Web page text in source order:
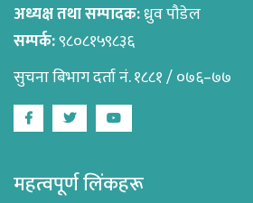
अध्यक्ष तथा सम्पादक:ध्रुव पौडेल
सम्पर्क:९८०८१५९८३६
सुचना बिभाग दर्ता नं. १८८१ / ०७६–७७
FacebookTwitterYoutube
महत्वपूर्ण लिंकहरू